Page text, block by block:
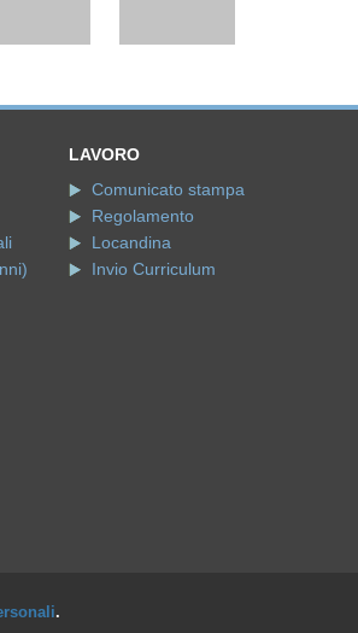
LAVORO
Comunicato stampa
Regolamento
Locandina
Invio Curriculum
.